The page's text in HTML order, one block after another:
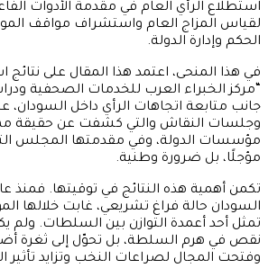
استطلاع الرأي العام في مقدمة الأدوات
لقياس المزاج العام واستشراف مواقف
الحكم وإدارة الدولة.
في هذا المنحى، اعتمد هذا المقال على
“مركز الخبراء العرب للخدمات الصحفية
جانب متابعة اتجاهات الرأي داخل السودان،
وجلسات النقاش والتي كشفت عن حقيقة
مؤسسات الدولة، وفي مقدمتها المجلس
مؤجلًا، بل ضرورة وطنية.
السودان حالة فراغ تشريعي، غابت خلالها
تمثل أحد أعمدة التوازن بين السلطات. ولم
نقص في هرم السلطة، بل تحوّل إلى ثغرة
وفتحت المجال لصراعات النخب وتزايد تأثير